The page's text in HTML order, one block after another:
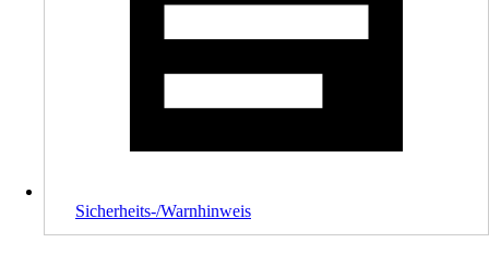
Sicherheits-/Warnhinweis